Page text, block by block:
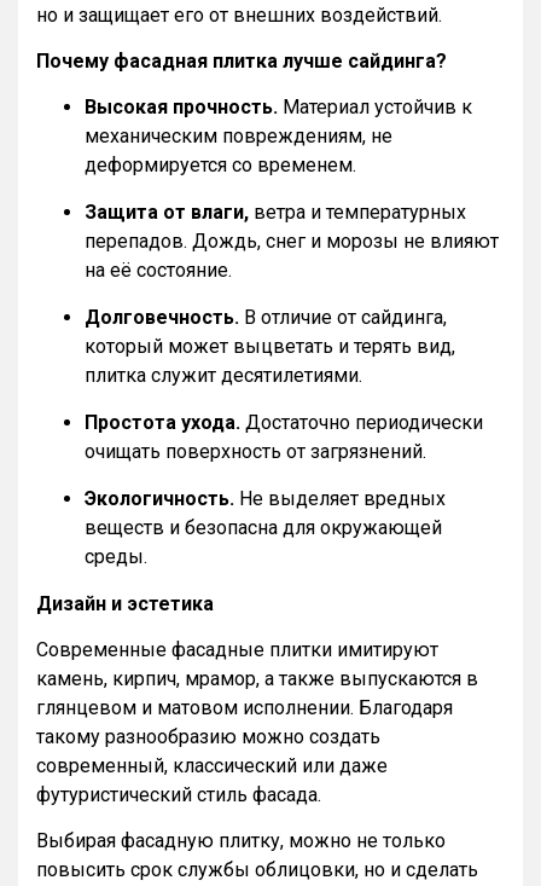
но и защищает его от внешних воздействий.
Почему фасадная плитка лучше сайдинга?
Высокая прочность. Материал устойчив к
механическим повреждениям, не
деформируется со временем.
Защита от влаги, ветра и температурных
перепадов. Дождь, снег и морозы не влияют
на её состояние.
Долговечность. В отличие от сайдинга,
который может выцветать и терять вид,
плитка служит десятилетиями.
Простота ухода. Достаточно периодически
очищать поверхность от загрязнений.
Экологичность. Не выделяет вредных
веществ и безопасна для окружающей
среды.
Дизайн и эстетика
Современные фасадные плитки имитируют
камень, кирпич, мрамор, а также выпускаются в
глянцевом и матовом исполнении. Благодаря
такому разнообразию можно создать
современный, классический или даже
футуристический стиль фасада.
Выбирая фасадную плитку, можно не только
повысить срок службы облицовки, но и сделать